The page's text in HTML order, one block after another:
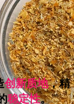
创新质地，精
稳定性。